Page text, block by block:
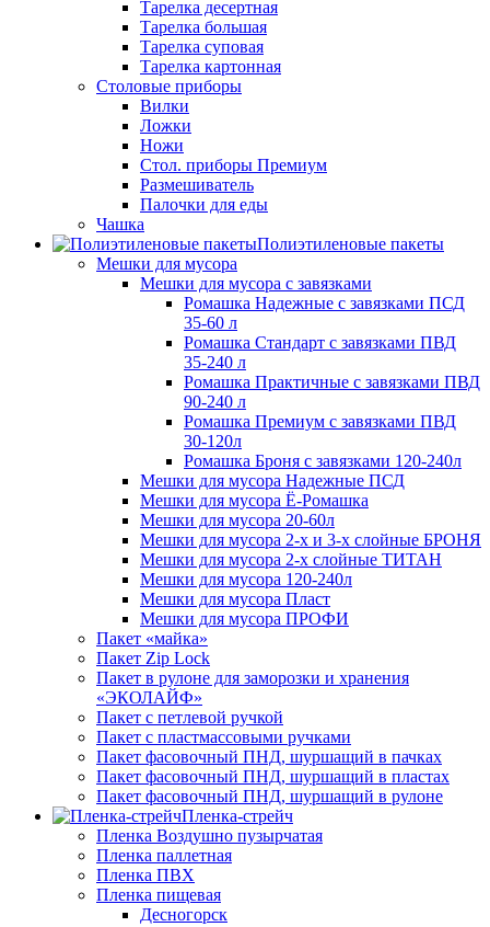
Тарелка десертная
Тарелка большая
Тарелка суповая
Тарелка картонная
Столовые приборы
Вилки
Ложки
Ножи
Стол. приборы Премиум
Размешиватель
Палочки для еды
Чашка
Полиэтиленовые пакеты
Мешки для мусора
Мешки для мусора с завязками
Ромашка Надежные с завязками ПСД
35-60 л
Ромашка Стандарт с завязками ПВД
35-240 л
Ромашка Практичные с завязками ПВД
90-240 л
Ромашка Премиум с завязками ПВД
30-120л
Ромашка Броня с завязками 120-240л
Мешки для мусора Надежные ПСД
Мешки для мусора Ё-Ромашка
Мешки для мусора 20-60л
Мешки для мусора 2-х и 3-х слойные БРОНЯ
Мешки для мусора 2-х слойные ТИТАН
Мешки для мусора 120-240л
Мешки для мусора Пласт
Мешки для мусора ПРОФИ
Пакет «майка»
Пакет Zip Lock
Пакет в рулоне для заморозки и хранения
«ЭКОЛАЙФ»
Пакет с петлевой ручкой
Пакет с пластмассовыми ручками
Пакет фасовочный ПНД, шуршащий в пачках
Пакет фасовочный ПНД, шуршащий в пластах
Пакет фасовочный ПНД, шуршащий в рулоне
Пленка-стрейч
Пленка Воздушно пузырчатая
Пленка паллетная
Пленка ПВХ
Пленка пищевая
Десногорск